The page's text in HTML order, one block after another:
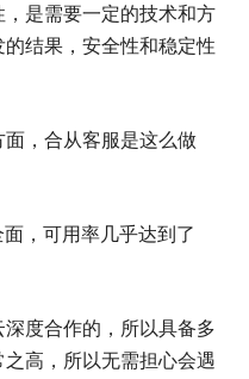
是需要一定的技术和方
结果，安全性和稳定性
面，合从客服是这么做
，可用率几乎达到了
度合作的，所以具备多
高，所以无需担心会遇